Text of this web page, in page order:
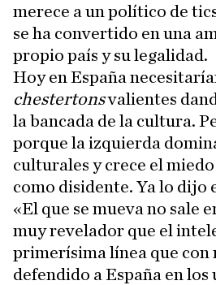
merece a un político de
se ha convertido en una
propio país y su legalidad.
Hoy en España
chestertonsvalientes
la bancada de la cultura.
porque la izquierda
culturales y crece el
como disidente. Ya lo dijo
«El que se mueva no sale
muy revelador que el
primerísima línea que con
defendido a España en los